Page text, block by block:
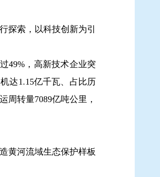
索，以科技创新为引
49%，高新技术企业突
达1.15亿千瓦、占比历
周转量7089亿吨公里，
黄河流域生态保护样板